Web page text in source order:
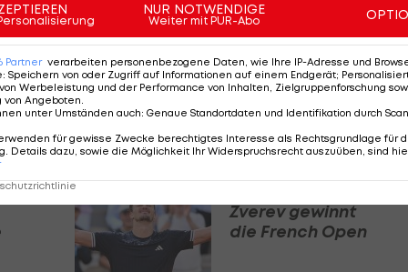
SiegerAlexander ZverevRang drei hinter
Jannik
ein.
Novak Djokovicvon vier auf sieben
Cobolli verbesserte sich auf Rang zehn und
Zverev gewinnt
die French Open
NUR NOTWENDIGE
Weiter mit PUR-Abo
Partner verarbeiten personenbezogene Daten, wie Ihre IP-Adresse und
: Speichern von oder Zugriff auf Informationen auf einem Endgerät;
Werbeleistung und der Performance von Inhalten, Zielgruppenforschung
von Angeboten.
unter Umständen auch: Genaue Standortdaten und Identifikation durch
für gewisse Zwecke berechtigtes Interesse als Rechtsgrundlage für
Details dazu, sowie die Möglichkeit Ihr Widerspruchsrecht auszuüben, sind